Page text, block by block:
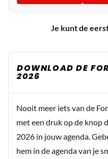
Je kunt de
DOWNLOAD DE
2026
Nooit meer iets van de
met een druk op de knop
2026 in jouw agenda.
hem in de agenda van je